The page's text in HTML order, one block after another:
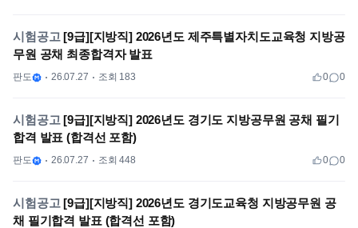
시험공고 [9급][지방직] 2026년도 제주특별자치도교육청 지방공
무원 공채 최종합격자 발표​​​​​​​​​​​​​
판도 26.07.27 조회 183 0 0
시험공고 [9급][지방직] 2026년도 경기도 지방공무원 공채 필기
합격 발표 (합격선 포함)
판도 26.07.27 조회 448 0 0
시험공고 [9급][지방직] 2026년도 경기도교육청 지방공무원 공
채 필기합격 발표 (합격선 포함)